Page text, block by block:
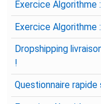
Exercice Algorithme
Exercice Algorithme
Dropshipping
!
Questionnaire